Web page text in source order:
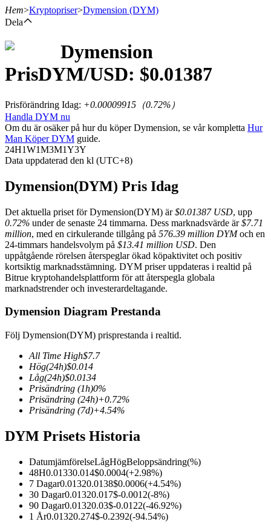
USDT Futures
TradFi
Derivat för aktier, valuta, ädelmetaller och råvaror
Hem>Kryptopriser>Dymension (DYM)
Dela
Dymension
PrisDYM/USD: $0.01387
Prisförändring Idag: +0.00009915 （0.72%）
Handla DYM nu
Om du är osäker på hur du köper Dymension, se vår kompletta Hur
Man Köper DYM guide.
24H1W1M3M1Y3Y
Data uppdaterad den kl (UTC+8)
Dymension(DYM) Pris Idag
Det aktuella priset för Dymension(DYM) är$0.01387 USD, upp
0.72% under de senaste 24 timmarna. Dess marknadsvärde är$7.71
million, med en cirkulerande tillgång på 576.39 million DYMoch en
24-timmars handelsvolym på $13.41 million USD. Den
uppåtgående rörelsen återspeglar ökad köpaktivitet och positiv
kortsiktig marknadsstämning. DYM priser uppdateras i realtid på
Bitrue kryptohandelsplattform för att återspegla globala
marknadstrender och investerardeltagande.
Dymension Diagram Prestanda
Följ Dymension(DYM) prisprestanda i realtid.
All Time High$7.7
Hög(24h)$0.014
Låg(24h)$0.0134
Prisändring (1h)0%
Prisändring (24h)+0.72%
Prisändring (7d)+4.54%
DYM Prisets Historia
DatumjämförelseLågHögBeloppsändring(%)
48H0.01330.014$0.0004(+2.98%)
7 Dagar0.01320.0138$0.0006(+4.54%)
30 Dagar0.01320.017$-0.0012(-8%)
90 Dagar0.01320.03$-0.0122(-46.92%)
1 År0.01320.274$-0.2392(-94.54%)